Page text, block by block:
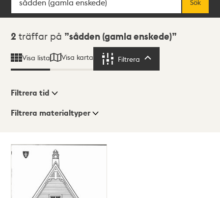
Sök
Sökresultat
2 träffar på sådden (gamla enskede)
Visa lista Visa karta Filtrera
Visningsläge
ListaKarta
Filtrera tid
Filtrera materialtyper
träffar